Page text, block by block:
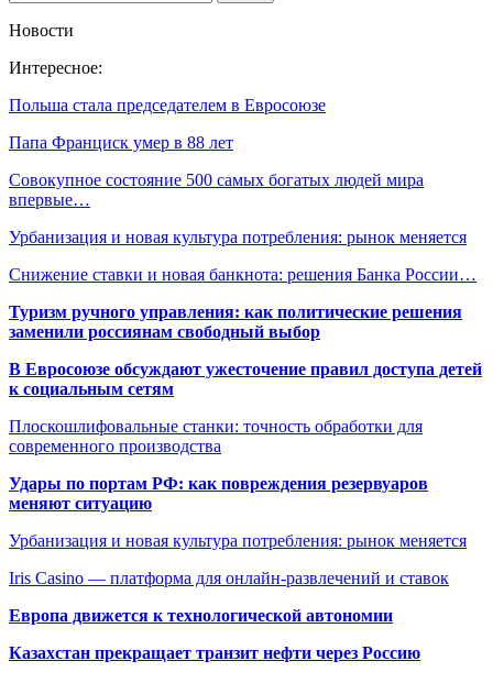
Новости
Интересное:
Польша стала председателем в Евросоюзе
Папа Франциск умер в 88 лет
Совокупное состояние 500 самых богатых людей мира
впервые…
Урбанизация и новая культура потребления: рынок меняется
Снижение ставки и новая банкнота: решения Банка России…
Туризм ручного управления: как политические решения
заменили россиянам свободный выбор
В Евросоюзе обсуждают ужесточение правил доступа детей
к социальным сетям
Плоскошлифовальные станки: точность обработки для
современного производства
Удары по портам РФ: как повреждения резервуаров
меняют ситуацию
Урбанизация и новая культура потребления: рынок меняется
Iris Casino — платформа для онлайн-развлечений и ставок
Европа движется к технологической автономии
Казахстан прекращает транзит нефти через Россию